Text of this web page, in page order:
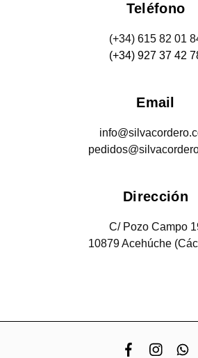
Teléfono
(+34) 615 82 01
(+34) 927 37 42
Email
Dirección
C/ Pozo Campo
10879 Acehúche